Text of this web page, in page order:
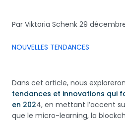
Par Viktoria Schenk 29
NOUVELLES TENDANCES
Dans cet article, nous
tendances et innovations qui
en 2024, en mettant l’accent
que le micro-learning, la